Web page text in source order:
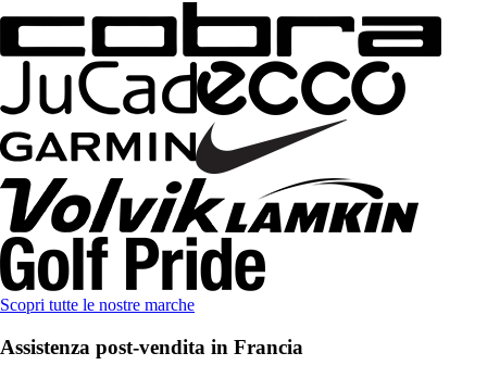
Scopri tutte le nostre marche
Assistenza post-vendita in Francia